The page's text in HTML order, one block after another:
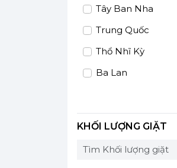
Tây Ban Nha
Trung Quốc
Thổ Nhĩ Kỳ
Ba Lan
Hungary
KHỐI LƯỢNG GIẶT